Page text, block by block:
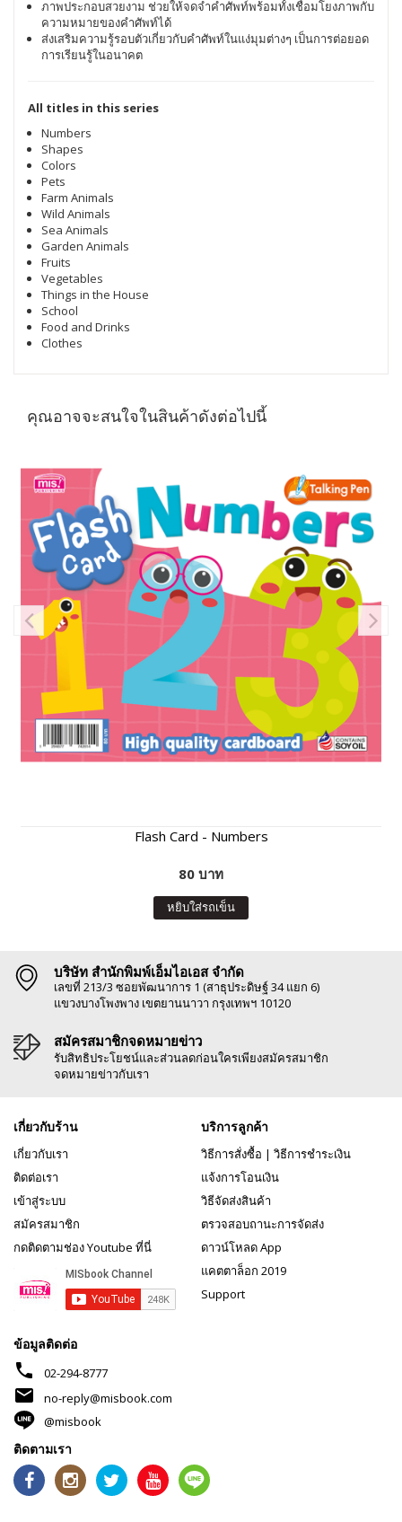
ภาพประกอบสวยงาม ช่วยให้จดจำคำศัพท์พร้อมทั้งเชื่อมโยงภาพกับ
ความหมายของคำศัพท์ได้
ส่งเสริมความรู้รอบตัวเกี่ยวกับคำศัพท์ในแง่มุมต่างๆ เป็นการต่อยอด
การเรียนรู้ในอนาคต
All titles in this series
Numbers
Shapes
Colors
Pets
Farm Animals
Wild Animals
Sea Animals
Garden Animals
Fruits
Vegetables
Things in the House
School
Food and Drinks
Clothes
คุณอาจจะสนใจในสินค้าดังต่อไปนี้
Flash Card - Numbers
80 บาท
หยิบใส่รถเข็น
บริษัท สำนักพิมพ์เอ็มไอเอส จำกัด
เลขที่ 213/3 ซอยพัฒนาการ 1 (สาธุประดิษฐ์ 34 แยก 6)
แขวงบางโพงพาง เขตยานนาวา กรุงเทพฯ 10120
สมัครสมาชิกจดหมายข่าว
รับสิทธิประโยชน์และส่วนลดก่อนใครเพียงสมัครสมาชิก
จดหมายข่าวกับเรา
เกี่ยวกับร้าน
เกี่ยวกับเรา
ติดต่อเรา
เข้าสู่ระบบ
สมัครสมาชิก
กดติดตามช่อง Youtube ที่นี่
บริการลูกค้า
วิธีการสั่งซื้อ | วิธีการชำระเงิน
แจ้งการโอนเงิน
วิธีจัดส่งสินค้า
ตรวจสอบถานะการจัดส่ง
ดาวน์โหลด App
แคตตาล็อก 2019
Support
ข้อมูลติดต่อ
phone 02-294-8777
mail
no-reply@misbook.com
@misbook
ติดตามเรา